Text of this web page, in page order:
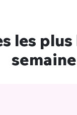
les plus
semaine